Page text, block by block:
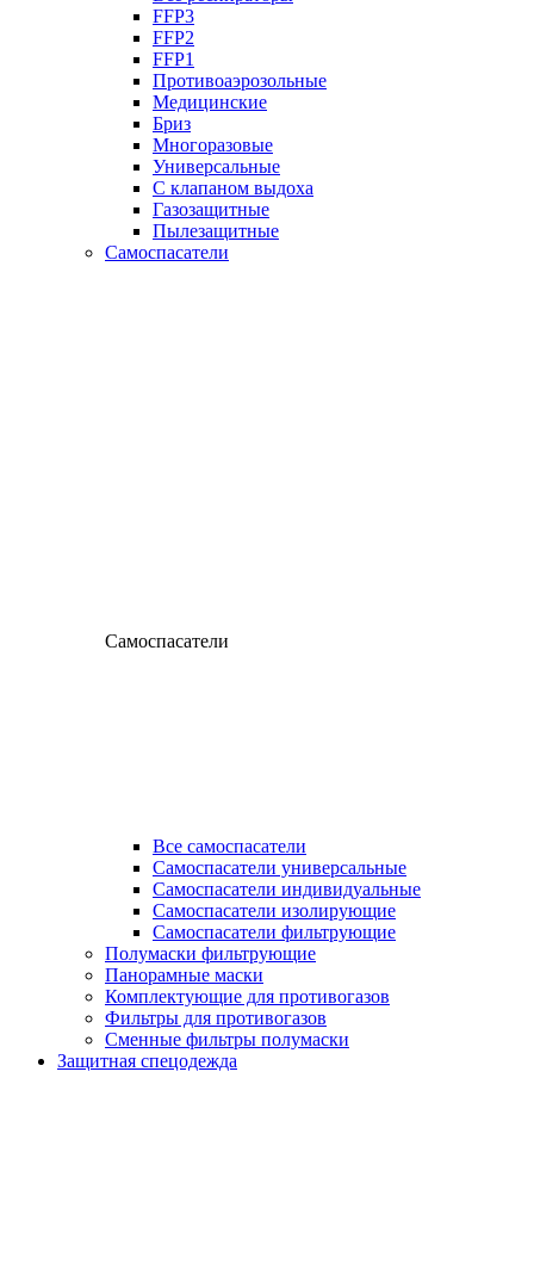
FFP3
FFP2
FFP1
Противоаэрозольные
Медицинские
Бриз
Многоразовые
Универсальные
С клапаном выдоха
Газозащитные
Пылезащитные
Самоспасатели
Самоспасатели
Все самоспасатели
Самоспасатели универсальные
Самоспасатели индивидуальные
Самоспасатели изолирующие
Самоспасатели фильтрующие
Полумаски фильтрующие
Панорамные маски
Комплектующие для противогазов
Фильтры для противогазов
Сменные фильтры полумаски
Защитная спецодежда